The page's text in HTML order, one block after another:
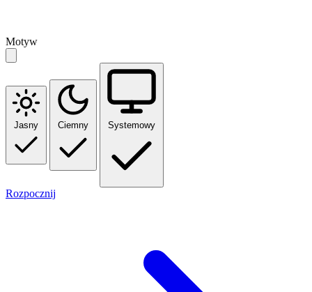
Motyw
Jasny Ciemny Systemowy
Rozpocznij